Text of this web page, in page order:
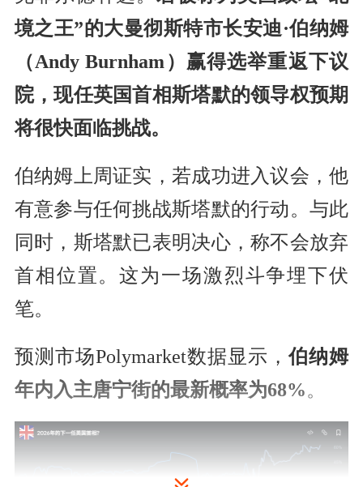
境之王”的大曼彻斯特市长安迪·伯纳姆
（Andy Burnham）赢得选举重返下议
院，现任英国首相斯塔默的领导权预期
将很快面临挑战。
伯纳姆上周证实，若成功进入议会，他
有意参与任何挑战斯塔默的行动。与此
同时，斯塔默已表明决心，称不会放弃
首相位置。这为一场激烈斗争埋下伏
笔。
预测市场Polymarket数据显示，伯纳姆
年内入主唐宁街的最新概率为68%。